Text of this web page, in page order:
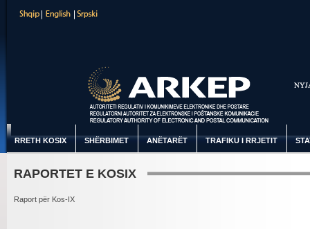
RRETH KOSIX SHËRBIMET ANËTARËT TRAFIKU I RRJETIT
RAPORTET E KOSIX
Raport për Kos-IX